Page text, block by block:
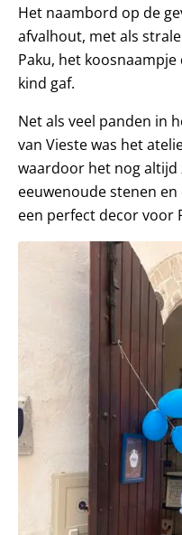
Het naambord op de
afvalhout, met als
Paku, het
kind gaf.
Net als veel panden in
van Vieste was het
waardoor het nog altijd
eeuwenoude stenen
een perfect decor voor